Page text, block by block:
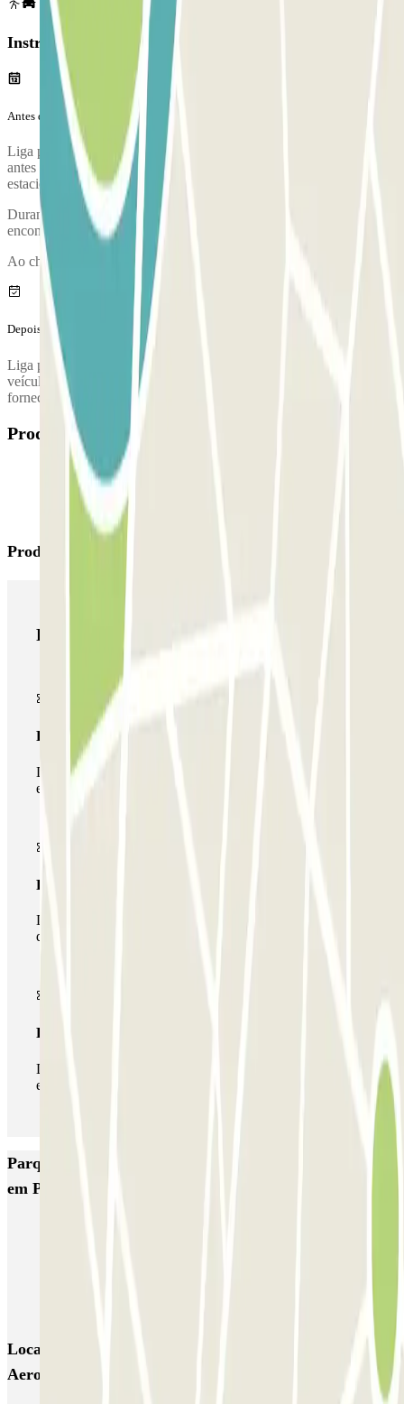
Instruções
Antes da tua viagem
Liga para o parque de estacionamento aproximadamente 15 minutos
antes de chegares ao aeroporto. O número de telefone do parque de
estacionamento será fornecido assim que tiveres finalizado a reserva.
Durante a chamada, um funcionário irá confirmar-te o ponto de
encontro.
Ao chegares, irá realizar-se uma inspeção do teu veículo.
Depois da tua viagem
Liga para o parque de estacionamento para solicitares a entrega do
veículo. O número de telefone do parque de estacionamento será
fornecido assim que concluíres a reserva.
Produtos disponíveis
Produtos Parclick
Produtos Parclick
Passe simples
Durante a sua estadia, só poderá entrar e sair do parque de
estacionamento uma vez.
Passe multiestacionamento
Durante a sua estadia, pode utilizar toda a rede de parques
de estacionamento deste operador disponível em Parclick.
Passe ilimitado
Durante a sua estadia, pode entrar e sair do parque de
estacionamento as vezes que quiser.
Parques de estacionamento com melhor classificação
em Palma de Maiorca
Locais e eventos interessantes próximos de AENA
Aeropuerto de Palma de Mallorca - VIP